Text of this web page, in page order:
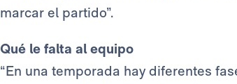
marcar el partido”.
Qué le falta al equipo
“En una temporada hay diferentes